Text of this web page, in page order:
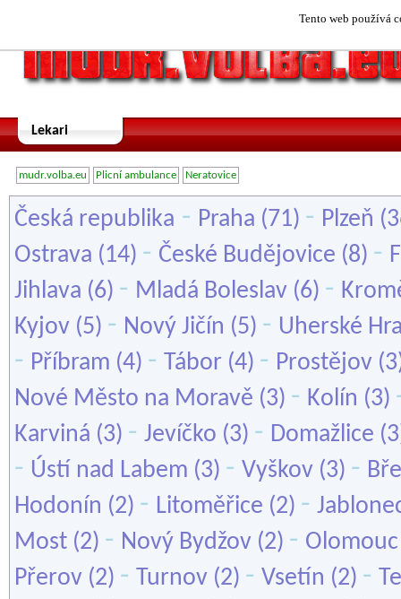
Tento web používá
Lekari
mudr.volba.eu Plicní ambulance Neratovice
Česká republika - Praha (71) - Plzeň
Ostrava (14) - České Budějovice (8) -
Jihlava (6) - Mladá Boleslav (6) -
Kyjov (5) - Nový Jičín (5) - Uherské
- Příbram (4) - Tábor (4) - Prostějov
Nové Město na Moravě (3) - Kolín (3)
Karviná (3) - Jevíčko (3) - Domažlice
- Ústí nad Labem (3) - Vyškov (3) -
Hodonín (2) - Litoměřice (2) -
Most (2) - Nový Bydžov (2) - Olomouc
Přerov (2) - Turnov (2) - Vsetín (2) -